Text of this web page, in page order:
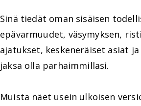
Sinä tiedät oman sisäisen
epävarmuudet, väsymyksen,
ajatukset, keskeneräiset asiat
jaksa olla parhaimmillasi.
Muista näet usein ulkoisen